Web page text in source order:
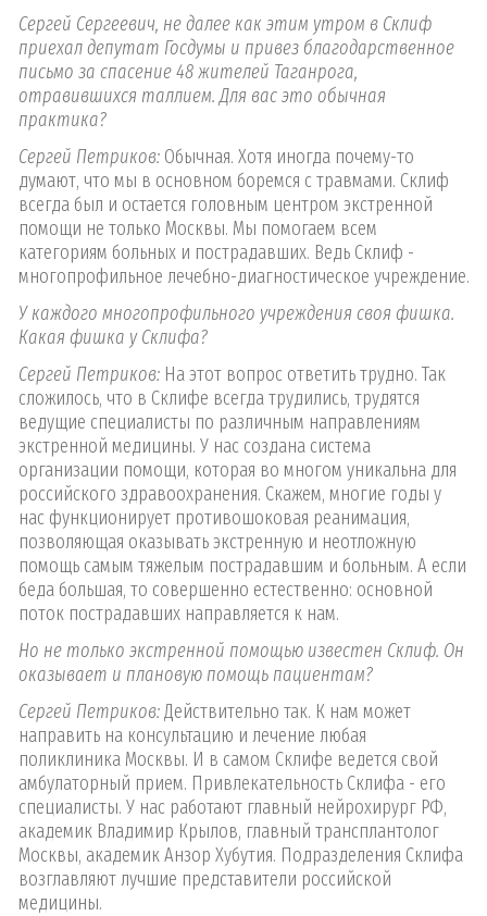
Сергей Сергеевич, не далее как этим утром в Склиф
приехал депутат Госдумы и привез благодарственное
письмо за спасение 48 жителей Таганрога,
отравившихся таллием. Для вас это обычная
практика?
Сергей Петриков: Обычная. Хотя иногда почему-то
думают, что мы в основном боремся с травмами. Склиф
всегда был и остается головным центром экстренной
помощи не только Москвы. Мы помогаем всем
категориям больных и пострадавших. Ведь Склиф -
многопрофильное лечебно-диагностическое учреждение.
У каждого многопрофильного учреждения своя фишка.
Какая фишка у Склифа?
Сергей Петриков: На этот вопрос ответить трудно. Так
сложилось, что в Склифе всегда трудились, трудятся
ведущие специалисты по различным направлениям
экстренной медицины. У нас создана система
организации помощи, которая во многом уникальна для
российского здравоохранения. Скажем, многие годы у
нас функционирует противошоковая реанимация,
позволяющая оказывать экстренную и неотложную
помощь самым тяжелым пострадавшим и больным. А если
беда большая, то совершенно естественно: основной
поток пострадавших направляется к нам.
Но не только экстренной помощью известен Склиф. Он
оказывает и плановую помощь пациентам?
Сергей Петриков:Действительно так. К нам может
направить на консультацию и лечение любая
поликлиника Москвы. И в самом Склифе ведется свой
амбулаторный прием. Привлекательность Склифа - его
специалисты. У нас работают главный нейрохирург РФ,
академик Владимир Крылов, главный трансплантолог
Москвы, академик Анзор Хубутия. Подразделения Склифа
возглавляют лучшие представители российской
медицины.